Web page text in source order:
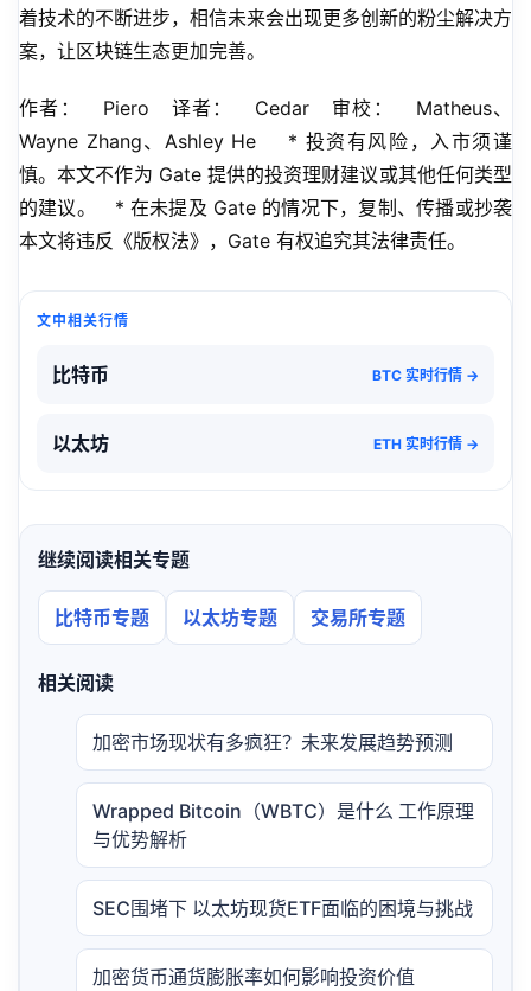
着技术的不断进步，相信未来会出现更多创新的粉尘解决方
案，让区块链生态更加完善。
作者：   Piero   译者：   Cedar   审校：   Matheus、
Wayne Zhang、Ashley He    * 投资有风险，入市须谨
慎。本文不作为 Gate 提供的投资理财建议或其他任何类型
的建议。   * 在未提及 Gate 的情况下，复制、传播或抄袭
本文将违反《版权法》，Gate 有权追究其法律责任。
文中相关行情
比特币 BTC 实时行情 →
以太坊 ETH 实时行情 →
继续阅读相关专题
比特币专题 以太坊专题 交易所专题
相关阅读
加密市场现状有多疯狂？未来发展趋势预测
Wrapped Bitcoin（WBTC）是什么 工作原理
与优势解析
SEC围堵下 以太坊现货ETF面临的困境与挑战
加密货币通货膨胀率如何影响投资价值